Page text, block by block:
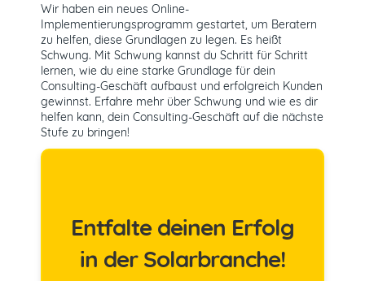
Wir haben ein neues Online-
Implementierungsprogramm gestartet, um Beratern
zu helfen, diese Grundlagen zu legen. Es heißt
Schwung. Mit Schwung kannst du Schritt für Schritt
lernen, wie du eine starke Grundlage für dein
Consulting-Geschäft aufbaust und erfolgreich Kunden
gewinnst. Erfahre mehr über Schwung und wie es dir
helfen kann, dein Consulting-Geschäft auf die nächste
Stufe zu bringen!
Entfalte deinen Erfolg
in der Solarbranche!